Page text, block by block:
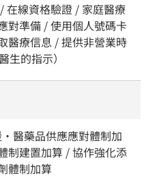
在線資格驗證 / 家庭醫療
對準備 / 使用個人號碼卡
醫療信息 / 提供非營業時
生的指示）
醫藥品供應應對體制加
制建置加算 / 協作強化添
體制加算